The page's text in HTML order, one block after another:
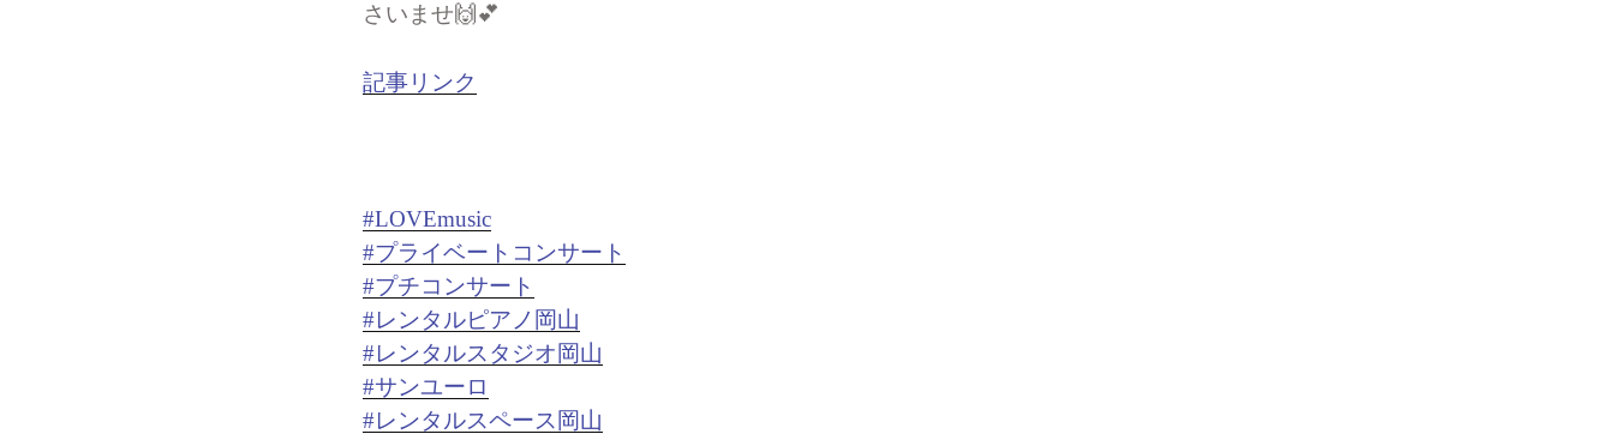
さいませ🙌💕
記事リンク
#LOVEmusic
#プライベートコンサート
#プチコンサート
#レンタルピアノ岡山
#レンタルスタジオ岡山
#サンユーロ
#レンタルスペース岡山